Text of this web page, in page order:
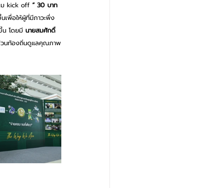
ม kick off “ 30 บาท
เพื่อให้ผู้ที่มีภาวะพึ่ง
น โดยมี นายสมศักดิ์
วนท้องถิ่นดูแลคุณภาพ